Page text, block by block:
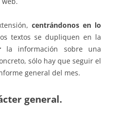
centrándonos en lo
textos se dupliquen en la
la información sobre una
sólo hay que seguir el
general del mes.
general.